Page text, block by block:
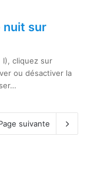
nuit sur
I), cliquez sur
ou désactiver la
suivante